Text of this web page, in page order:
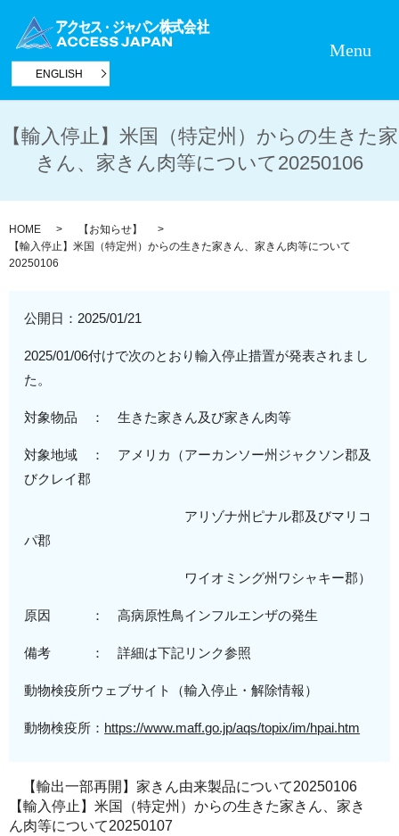
ENGLISH
Menu
【輸入停止】米国（特定州）からの生きた家
きん、家きん肉等について20250106
HOME
【お知らせ】
【輸入停止】米国（特定州）からの生きた家きん、家きん肉等について
20250106
公開日： 2025/01/21
2025/01/06付けで次のとおり輸入停止措置が発表されまし
た。
対象物品 ： 生きた家きん及び家きん肉等
対象地域 ： アメリカ（アーカンソー州ジャクソン郡及
びクレイ郡
アリゾナ州ピナル郡及びマリコ
パ郡
ワイオミング州ワシャキー郡）
原因 ： 高病原性鳥インフルエンザの発生
備考 ： 詳細は下記リンク参照
動物検疫所ウェブサイト（輸入停止・解除情報）
動物検疫所： https://www.maff.go.jp/aqs/topix/im/hpai.htm
【輸出一部再開】家きん由来製品について20250106
【輸入停止】米国（特定州）からの生きた家きん、家き
ん肉等について20250107